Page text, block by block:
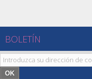
BOLETÍN
OK